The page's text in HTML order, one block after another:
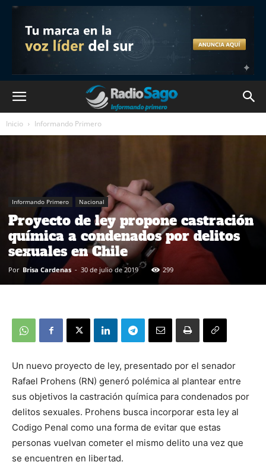
Inicio Informando Primero
Informando Primero Nacional
Proyecto de ley propone castración
química a condenados por delitos
sexuales en Chile
Por Brisa Cardenas - 30 de julio de 2019 299
Un nuevo proyecto de ley, presentado por el senador
Rafael Prohens (RN) generó polémica al plantear entre
sus objetivos la castración química para condenados por
delitos sexuales. Prohens busca incorporar esta ley al
Codigo Penal como una forma de evitar que estas
personas vuelvan cometer el mismo delito una vez que
se encuentren en libertad.